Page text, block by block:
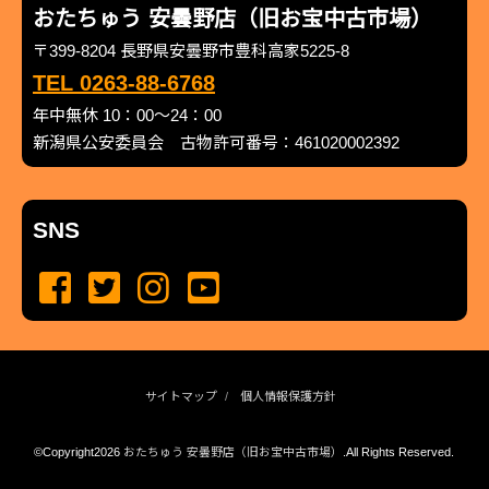
おたちゅう 安曇野店（旧お宝中古市場）
〒399-8204 長野県安曇野市豊科高家5225-8
TEL 0263-88-6768
年中無休 10：00～24：00
新潟県公安委員会 古物許可番号：461020002392
SNS
サイトマップ 個人情報保護方針
©Copyright2026 おたちゅう 安曇野店（旧お宝中古市場） .All Rights Reserved.